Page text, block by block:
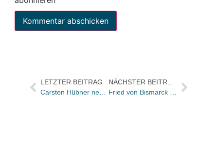
LETZTER BEITRAG
Carsten Hübner neuer GF des ADAC-Verlags